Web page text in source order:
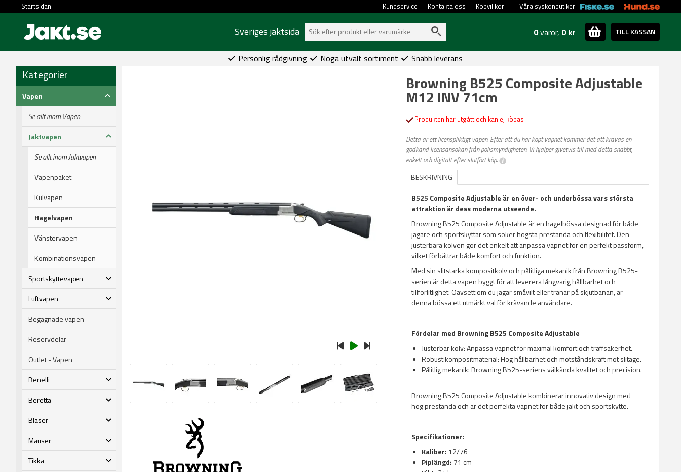
Startsidan Våra syskonbutiker
Köpvillkor
Kontakta oss
Kundservice
Sveriges jaktsida 0varor, 0 kr TILL KASSAN
Personlig rådgivning Noga utvalt sortiment Snabb leverans
Kategorier
Vapen
Se allt inom Vapen
Jaktvapen
Se allt inom Jaktvapen
Vapenpaket
Kulvapen
Hagelvapen
Vänstervapen
Kombinationsvapen
Sportskyttevapen
Luftvapen
Begagnade vapen
Reservdelar
Outlet - Vapen
Benelli
Beretta
Blaser
Mauser
Tikka
Browning B525 Composite Adjustable
M12 INV 71cm
Produkten har utgått och kan ej köpas
Detta är ett licenspliktigt vapen. Efter att du har köpt vapnet kommer det att krävas en
godkänd licensansökan från polismyndigheten. Vi hjälper givetvis till med detta snabbt,
enkelt och digitalt efter slutfört köp.
BESKRIVNING
B525 Composite Adjustable är en över- och underbössa vars största
attraktion är dess moderna utseende.
Browning B525 Composite Adjustable är en hagelbössa designad för både
jägare och sportskyttar som söker högsta prestanda och flexibilitet. Den
justerbara kolven gör det enkelt att anpassa vapnet för en perfekt passform,
vilket förbättrar både komfort och funktion.
Med sin slitstarka kompositkolv och pålitliga mekanik från Browning B525-
serien är detta vapen byggt för att leverera långvarig hållbarhet och
tillförlitlighet. Oavsett om du jagar småvilt eller tränar på skjutbanan, är
denna bössa ett utmärkt val för krävande användare.
Fördelar med Browning B525 Composite Adjustable
Justerbar kolv: Anpassa vapnet för maximal komfort och träffsäkerhet.
Robust kompositmaterial: Hög hållbarhet och motståndskraft mot slitage.
Pålitlig mekanik: Browning B525-seriens välkända kvalitet och precision.
Browning B525 Composite Adjustable kombinerar innovativ design med
hög prestanda och är det perfekta vapnet för både jakt och sportskytte.
Specifikationer:
Kaliber: 12/76
Piplängd: 71 cm